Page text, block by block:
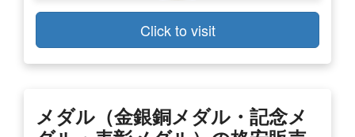
Click to visit
メダル（金銀銅メダル・記念メ